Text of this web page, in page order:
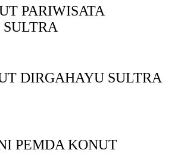
PARIWISATA
DIRGAHAYU SULTRA
PEMDA KONUT